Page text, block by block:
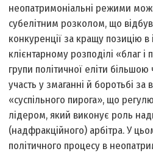
неопатримоніальні режими
субелітним розколом, що
конкуренції за кращу позицію в
клієнтарному розподілі «благ і
групи політичної еліти
участь у змаганні й боротьбі за
«суспільного пирога», що
лідером, який виконує роль
(надфракційного) арбітра. У
політичного процесу в